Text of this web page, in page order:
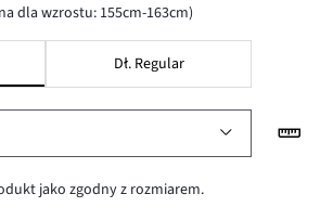
dla wzrostu: 155cm-163cm)
Dł. Regular
jako zgodny z rozmiarem.